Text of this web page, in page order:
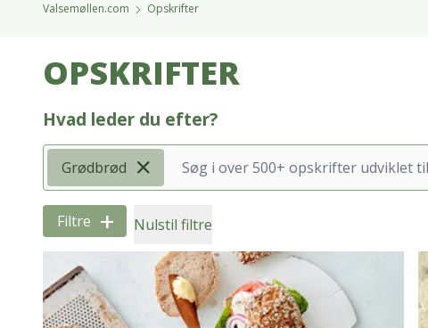
Valsemøllen.com Opskrifter
OPSKRIFTER
Hvad leder du efter?
Grødbrød
Filtre + Nulstil filtre